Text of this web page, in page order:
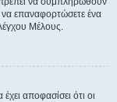
να επαναφορτώσετε ένα
Μέλους.
αποφασίσει ότι οι